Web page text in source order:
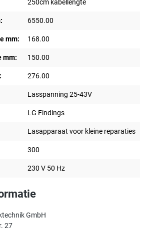
250cm kabellengte
6550.00
mm: 168.00
mm: 150.00
276.00
Lasspanning 25-43V
LG Findings
Lasapparaat voor kleine reparaties
300
230 V 50 Hz
GmbH
27